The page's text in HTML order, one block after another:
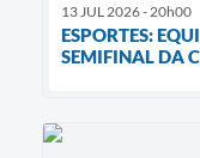
13 JUL 2026 - 20h00
ESPORTES:
SEMIFINAL DA